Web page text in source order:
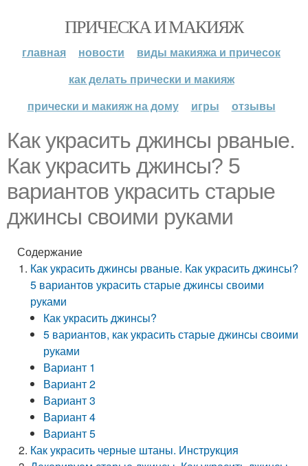
ПРИЧЕСКА И МАКИЯЖ
главная новости
виды макияжа и причесок
как делать прически и макияж
прически и макияж на дому
игры отзывы
Как украсить джинсы рваные.
Как украсить джинсы? 5
вариантов украсить старые
джинсы своими руками
Содержание
Как украсить джинсы рваные. Как украсить джинсы?
5 вариантов украсить старые джинсы своими
руками
Как украсить джинсы?
5 вариантов, как украсить старые джинсы своими
руками
Вариант 1
Вариант 2
Вариант 3
Вариант 4
Вариант 5
Как украсить черные штаны. Инструкция